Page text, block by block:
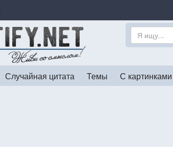
Случайная цитата Темы С картинками